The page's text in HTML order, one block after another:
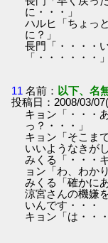
に・・・」
ハルヒ「ちょっ
に？」
長門「・・・・
「・・・・・・」
11 名前： 以下、名
投稿日：2008/03/
キョン「・・・
っ？・・・」
キョン「そこま
いいようなきが
みくる「・・・
ョン「わ、わか
みくる「確かに
涼宮さんの機嫌
いんです・・・
キョン「は・・